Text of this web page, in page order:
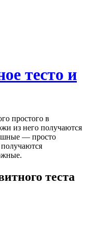
тесто и
простого в
из него получаются
— просто
теста